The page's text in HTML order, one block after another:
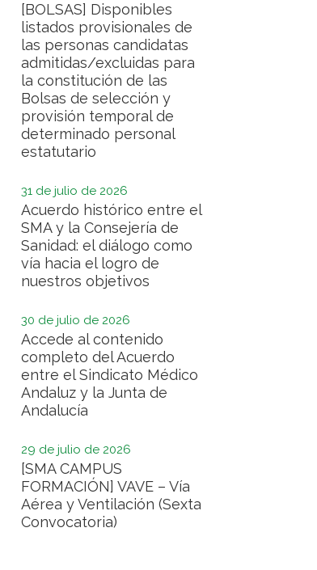
[BOLSAS] Disponibles
listados provisionales de
las personas candidatas
admitidas/excluidas para
la constitución de las
Bolsas de selección y
provisión temporal de
determinado personal
estatutario
31 de julio de 2026
Acuerdo histórico entre el
SMA y la Consejería de
Sanidad: el diálogo como
vía hacia el logro de
nuestros objetivos
30 de julio de 2026
Accede al contenido
completo del Acuerdo
entre el Sindicato Médico
Andaluz y la Junta de
Andalucía
29 de julio de 2026
[SMA CAMPUS
FORMACIÓN] VAVE – Vía
Aérea y Ventilación (Sexta
Convocatoria)